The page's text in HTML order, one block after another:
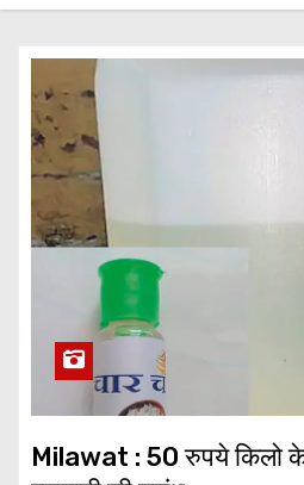
Milawat : 50 रुपये किलो के